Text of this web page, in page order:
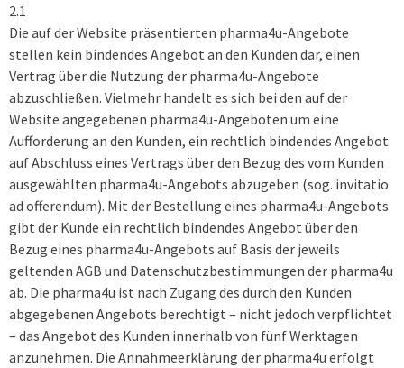
2.1
Die auf der Website präsentierten pharma4u-Angebote
stellen kein bindendes Angebot an den Kunden dar, einen
Vertrag über die Nutzung der pharma4u-Angebote
abzuschließen. Vielmehr handelt es sich bei den auf der
Website angegebenen pharma4u-Angeboten um eine
Aufforderung an den Kunden, ein rechtlich bindendes Angebot
auf Abschluss eines Vertrags über den Bezug des vom Kunden
ausgewählten pharma4u-Angebots abzugeben (sog. invitatio
ad offerendum). Mit der Bestellung eines pharma4u-Angebots
gibt der Kunde ein rechtlich bindendes Angebot über den
Bezug eines pharma4u-Angebots auf Basis der jeweils
geltenden AGB und Datenschutzbestimmungen der pharma4u
ab. Die pharma4u ist nach Zugang des durch den Kunden
abgegebenen Angebots berechtigt – nicht jedoch verpflichtet
– das Angebot des Kunden innerhalb von fünf Werktagen
anzunehmen. Die Annahmeerklärung der pharma4u erfolgt